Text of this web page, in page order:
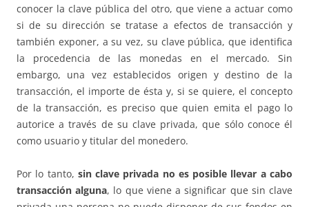
conocer la clave pública del otro, que viene a actuar como
si de su dirección se tratase a efectos de transacción y
también exponer, a su vez, su clave pública, que identifica
la procedencia de las monedas en el mercado. Sin
embargo, una vez establecidos origen y destino de la
transacción, el importe de ésta y, si se quiere, el concepto
de la transacción, es preciso que quien emita el pago lo
autorice a través de su clave privada, que sólo conoce él
como usuario y titular del monedero.
Por lo tanto, sin clave privada no es posible llevar a cabo
transacción alguna, lo que viene a significar que sin clave